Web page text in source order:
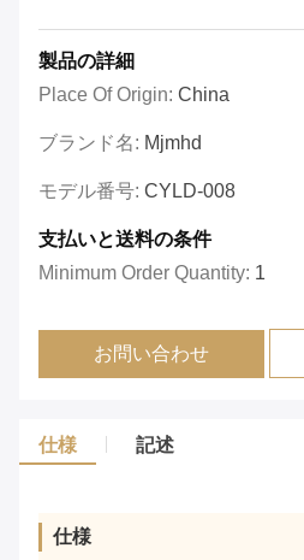
製品の詳細
Place Of Origin: China
ブランド名: Mjmhd
モデル番号: CYLD-008
支払いと送料の条件
Minimum Order Quantity: 1
お問い合わせ
仕様 記述
仕様